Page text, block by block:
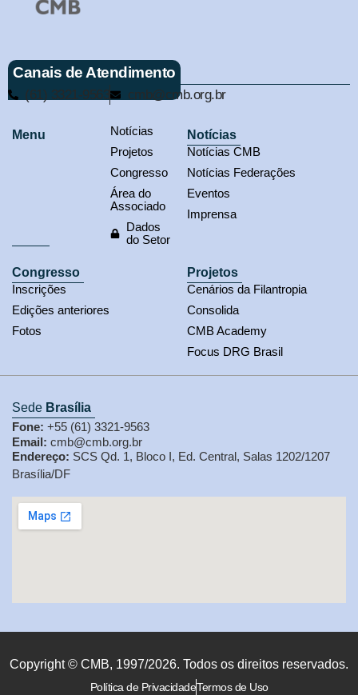
Canais de Atendimento
(61) 3321-9563 cmb@cmb.org.br
Menu
Notícias
Projetos
Congresso
Área do
Associado
Dados
do Setor
Notícias
Notícias CMB
Notícias Federações
Eventos
Imprensa
Congresso
Inscrições
Edições anteriores
Fotos
Projetos
Cenários da Filantropia
Consolida
CMB Academy
Focus DRG Brasil
Sede Brasília
Fone: +55 (61) 3321-9563
Email: cmb@cmb.org.br
Endereço: SCS Qd. 1, Bloco I, Ed. Central, Salas 1202/1207
Brasília/DF
Copyright © CMB, 1997/2026. Todos os direitos reservados.
Política de PrivacidadeTermos de Uso